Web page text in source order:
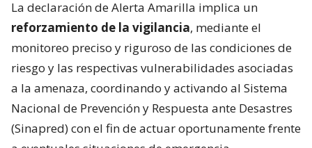
La declaración de Alerta Amarilla implica un
reforzamiento de la vigilancia, mediante el
monitoreo preciso y riguroso de las condiciones de
riesgo y las respectivas vulnerabilidades asociadas
a la amenaza, coordinando y activando al Sistema
Nacional de Prevención y Respuesta ante Desastres
(Sinapred) con el fin de actuar oportunamente frente